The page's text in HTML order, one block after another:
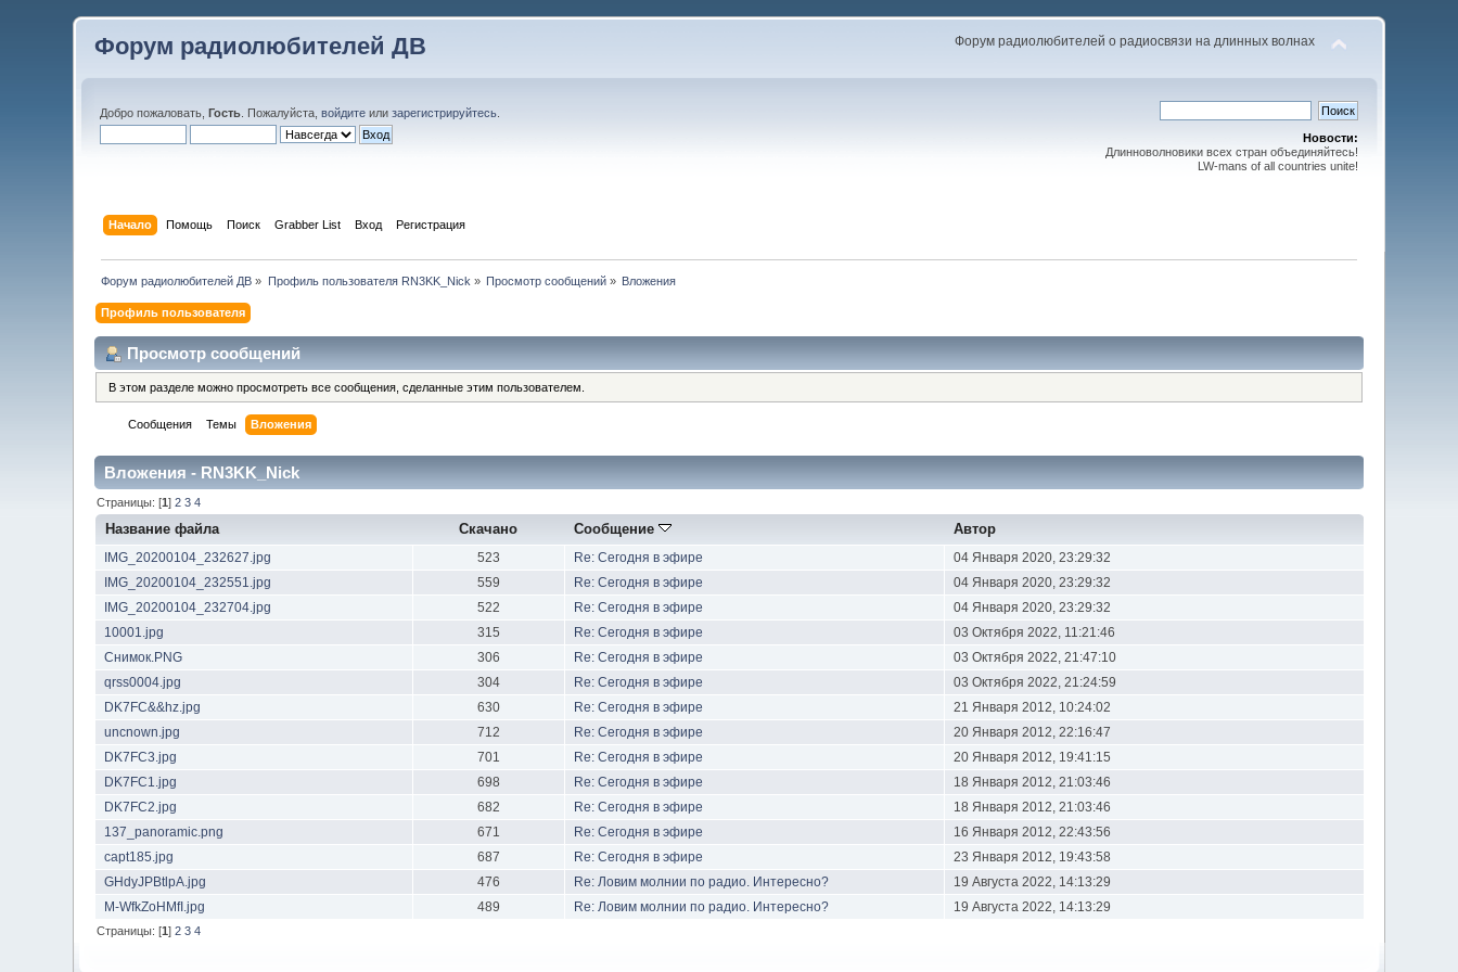
Форум радиолюбителей ДВ Форум радиолюбителей о радиосвязи на длинных волнах
Добро пожаловать,Гость . Пожалуйста,войдите илизарегистрируйтесь
Новости:
Длинноволновики всех стран объединяйтесь!
LW-mans of all countries unite!
Начало Помощь Поиск Grabber List Вход Регистрация
Форум радиолюбителей ДВ » Профиль пользователя RN3KK_Nick » Просмотр сообщений » Вложения
Профиль пользователя
Просмотр сообщений
В этом разделе можно просмотреть все сообщения, сделанные этим пользователем.
Сообщения Темы Вложения
Вложения - RN3KK_Nick
Страницы: [1]2 3 4
Название файла Скачано Сообщение Автор
IMG_20200104_232627.jpg 523 Re: Сегодня в эфире
04 Января 2020, 23:29:32
IMG_20200104_232551.jpg
559 Re: Сегодня в эфире
04 Января 2020, 23:29:32
IMG_20200104_232704.jpg
522 Re: Сегодня в эфире
04 Января 2020, 23:29:32
10001.jpg
315 Re: Сегодня в эфире
03 Октября 2022, 11:21:46
Снимок.PNG
306 Re: Сегодня в эфире
03 Октября 2022, 21:47:10
qrss0004.jpg
304 Re: Сегодня в эфире
03 Октября 2022, 21:24:59
DK7FC&&hz.jpg
630 Re: Сегодня в эфире
21 Января 2012, 10:24:02
uncnown.jpg
712 Re: Сегодня в эфире
20 Января 2012, 22:16:47
DK7FC3.jpg
701 Re: Сегодня в эфире
20 Января 2012, 19:41:15
DK7FC1.jpg
698 Re: Сегодня в эфире
18 Января 2012, 21:03:46
DK7FC2.jpg
682 Re: Сегодня в эфире
18 Января 2012, 21:03:46
137_panoramic.png
671 Re: Сегодня в эфире
16 Января 2012, 22:43:56
capt185.jpg
687 Re: Сегодня в эфире
23 Января 2012, 19:43:58
GHdyJPBtlpA.jpg
476 Re: Ловим молнии по радио. Интересно?
19 Августа 2022, 14:13:29
M-WfkZoHMfI.jpg
489 Re: Ловим молнии по радио. Интересно? 19 Августа 2022, 14:13:29
Страницы: [1]2 3 4